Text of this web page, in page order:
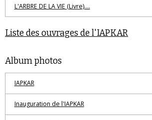
L'ARBRE DE LA VIE (Livre)....
Liste des ouvrages de l'IAPKAR
Album photos
IAPKAR
Inauguration de l'IAPKAR